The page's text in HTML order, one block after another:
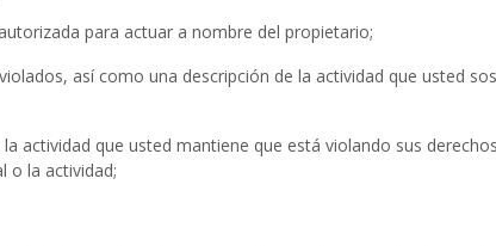
para actuar a nombre del propietario;
así como una descripción de la actividad que usted
actividad que usted mantiene que está violando sus
o la actividad;